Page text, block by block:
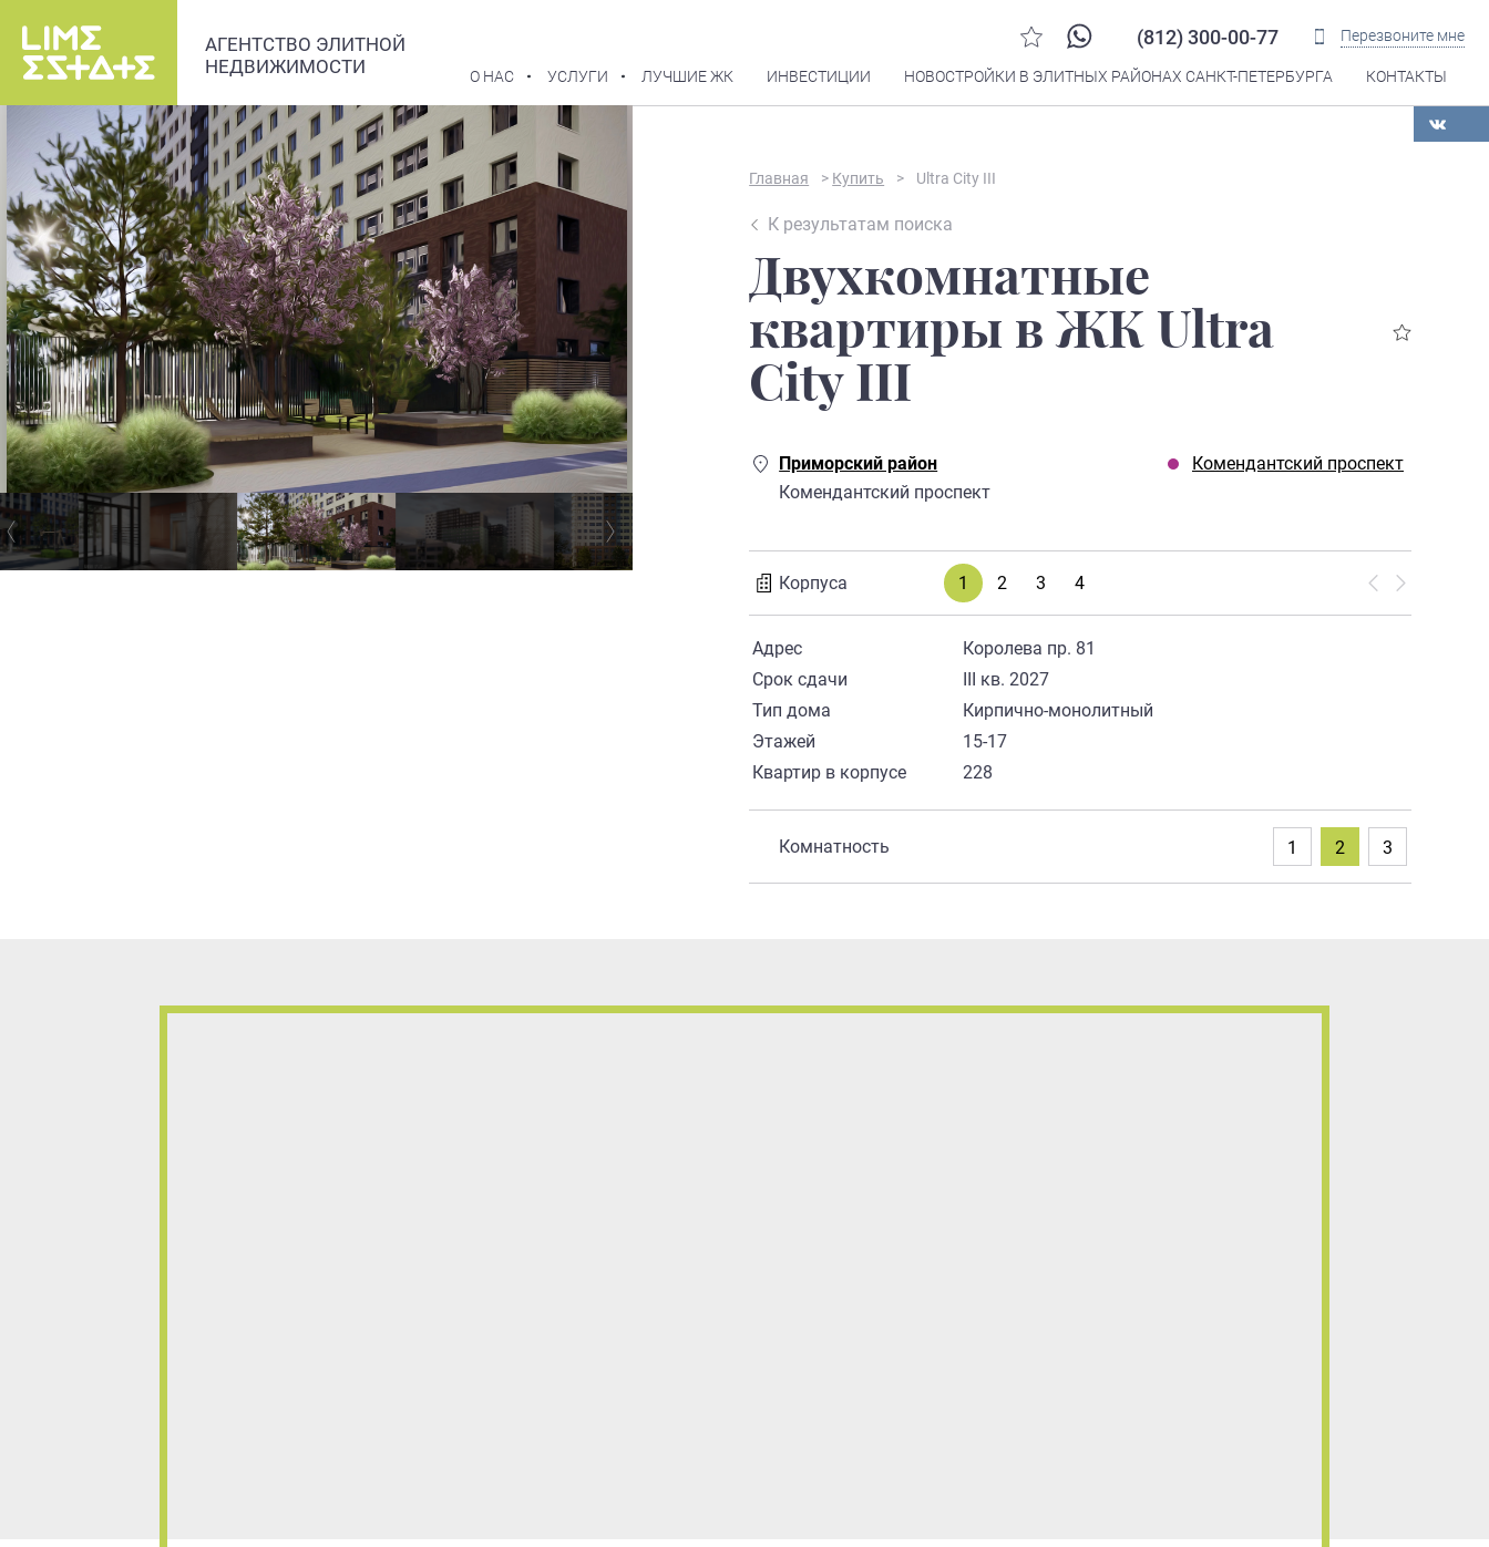
АГЕНТСТВО ЭЛИТНОЙ
НЕДВИЖИМОСТИ
(812) 300-00-77 Перезвоните мне
О НАС УСЛУГИ ЛУЧШИЕ ЖК ИНВЕСТИЦИИ НОВОСТРОЙКИ В ЭЛИТНЫХ РАЙОНАХ САНКТ-ПЕТЕРБУРГА КОНТАКТЫ
Главная > Купить > Ultra City III
К результатам поиска
Двухкомнатные
квартиры в ЖК Ultra
City III
Приморский район
Комендантский проспект
Комендантский проспект
Корпуса 1 2 3 4
Адрес
Королева пр. 81
Срок сдачи
III кв. 2027
Тип дома
Кирпично-монолитный
Этажей
15-17
Квартир в корпусе
228
Комнатность 1 2 3
В избранное Распечатать